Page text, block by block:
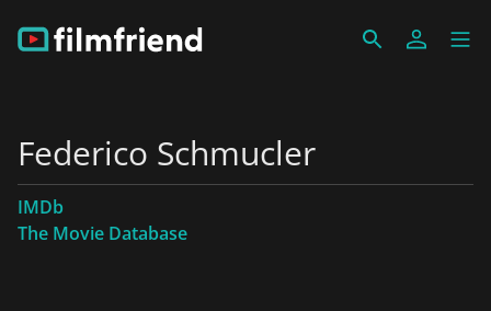
Federico Schmucler
IMDb
The Movie Database